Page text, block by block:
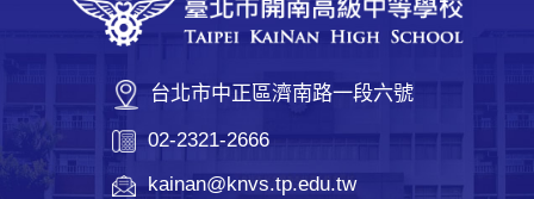
台北市中正區濟南路一段六號
02-2321-2666
kainan@knvs.tp.edu.tw